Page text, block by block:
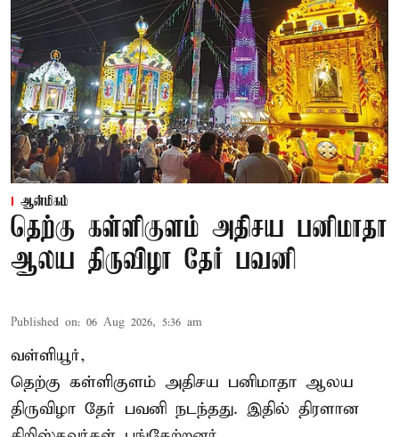
ஆன்மிகம்
தெற்கு கள்ளிகுளம் அதிசய பனிமாதா
ஆலய திருவிழா தேர் பவனி
Published on: 06 Aug 2026, 5:36 am
வள்ளியூர்,
தெற்கு கள்ளிகுளம் அதிசய பனிமாதா ஆலய
திருவிழா தேர் பவனி நடந்தது. இதில் திரளான